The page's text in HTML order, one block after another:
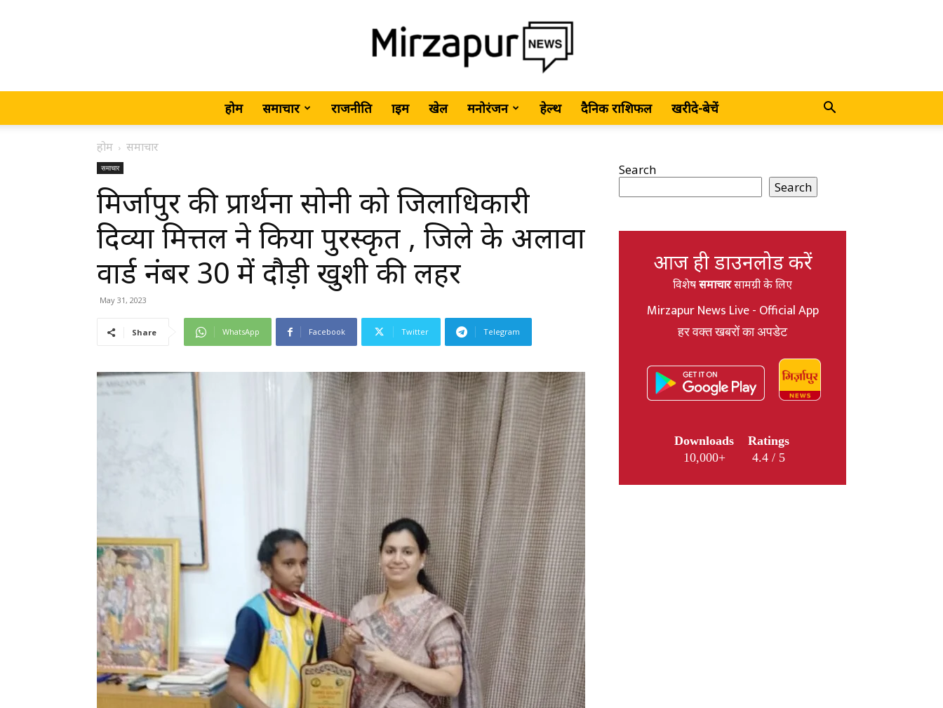
MirzapurNews.com
•
News,
Latest
News
in
होम समाचार राजनीति क्राइम खेल मनोरंजन हेल्थ दैनिक राशिफल खरीदे-बेचें
होम समाचार
समाचार
मिर्जापुर की प्रार्थना सोनी को जिलाधिकारी
दिव्या मित्तल ने किया पुरस्कृत , जिले के अलावा
वार्ड नंबर 30 में दौड़ी खुशी की लहर
May 31, 2023
Share WhatsApp Facebook Twitter Telegram
Search
Search
आज ही डाउनलोड करें
विशेषसमाचारसामग्री के लिए
Mirzapur News Live - Official App
हर वक्त खबरों का अपडेट
Downloads
10,000+
Ratings
4.4 / 5